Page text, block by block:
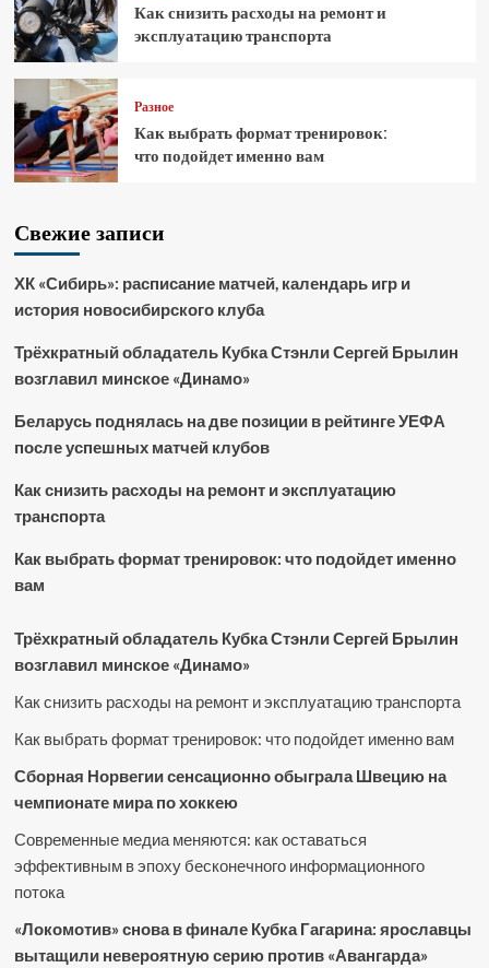
Как снизить расходы на ремонт и
эксплуатацию транспорта
Разное
Как выбрать формат тренировок:
что подойдет именно вам
Свежие записи
ХК «Сибирь»: расписание матчей, календарь игр и
история новосибирского клуба
Трёхкратный обладатель Кубка Стэнли Сергей Брылин
возглавил минское «Динамо»
Беларусь поднялась на две позиции в рейтинге УЕФА
после успешных матчей клубов
Как снизить расходы на ремонт и эксплуатацию
транспорта
Как выбрать формат тренировок: что подойдет именно
вам
Трёхкратный обладатель Кубка Стэнли Сергей Брылин
возглавил минское «Динамо»
Как снизить расходы на ремонт и эксплуатацию транспорта
Как выбрать формат тренировок: что подойдет именно вам
Сборная Норвегии сенсационно обыграла Швецию на
чемпионате мира по хоккею
Современные медиа меняются: как оставаться
эффективным в эпоху бесконечного информационного
потока
«Локомотив» снова в финале Кубка Гагарина: ярославцы
вытащили невероятную серию против «Авангарда»